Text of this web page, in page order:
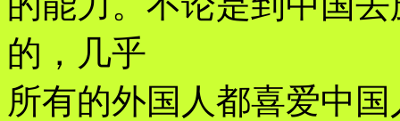
的，几乎
所有的外国人都喜爱中